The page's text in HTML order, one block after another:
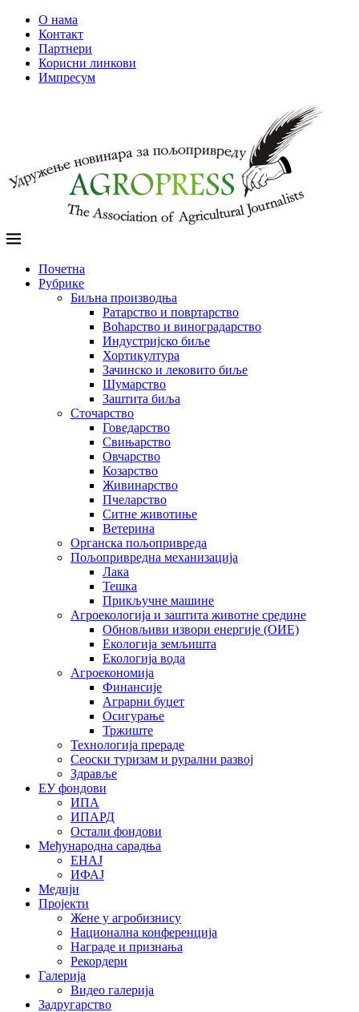
О нама
Контакт
Партнери
Корисни линкови
Импресум
Почетна
Рубрике
Биљна производња
Ратарство и повртарство
Воћарство и виноградарство
Индустријско биље
Хортикултура
Зачинско и лековито биље
Шумарство
Заштита биља
Сточарство
Говедарство
Свињарство
Овчарство
Козарство
Живинарство
Пчеларство
Ситне животиње
Ветерина
Органска пољопривреда
Пољопривредна механизација
Лака
Тешка
Прикључне машине
Агроекологија и заштита животне средине
Обновљиви извори енергије (ОИЕ)
Екологија земљишта
Екологија вода
Агроекономија
Финансије
Аграрни буџет
Осигурање
Тржиште
Технологија прераде
Сеоски туризам и рурални развој
Здравље
ЕУ фондови
ИПА
ИПАРД
Остали фондови
Међународна сарадња
ЕНАЈ
ИФАЈ
Медији
Пројекти
Жене у агробизнису
Национална конференција
Награде и признања
Рекордери
Галерија
Видео галерија
Задругарство